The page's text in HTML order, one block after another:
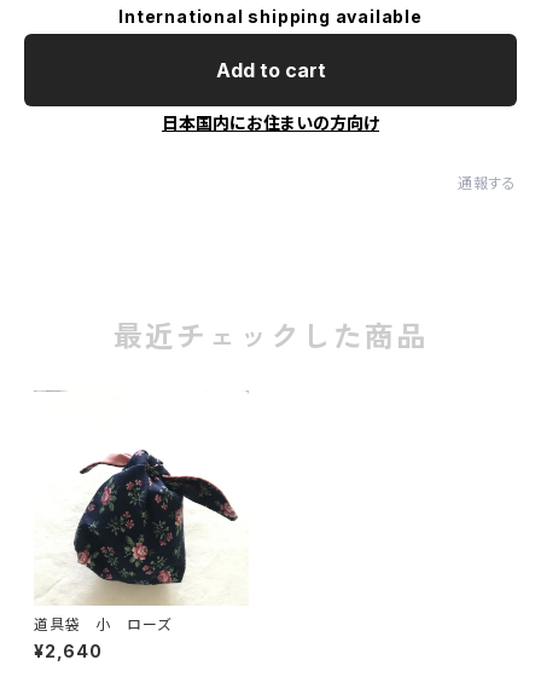
International shipping available
Add to cart
日本国内にお住まいの方向け
通報する
最近チェックした商品
道具袋 小 ローズ
¥2,640